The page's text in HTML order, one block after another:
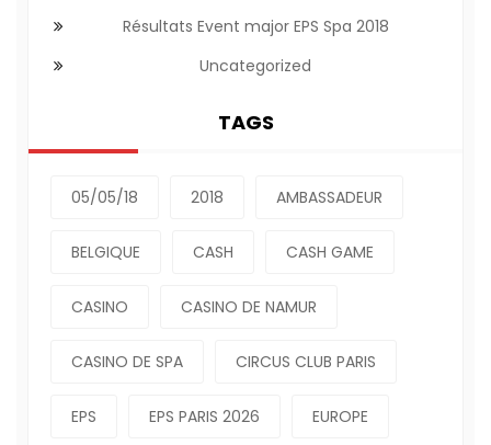
Résultats Event major EPS Spa 2018
Uncategorized
TAGS
05/05/18 2018 AMBASSADEUR
BELGIQUE CASH CASH GAME
CASINO CASINO DE NAMUR
CASINO DE SPA CIRCUS CLUB PARIS
EPS EPS PARIS 2026 EUROPE